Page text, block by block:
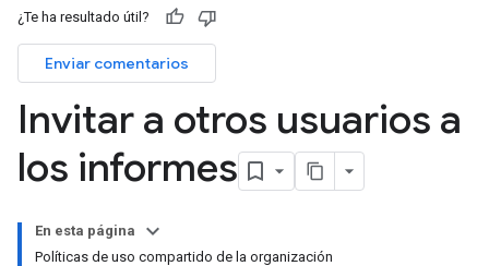
¿Te ha resultado útil?
Enviar comentarios
Invitar a otros usuarios a
los informes
En esta página
Políticas de uso compartido de la organización